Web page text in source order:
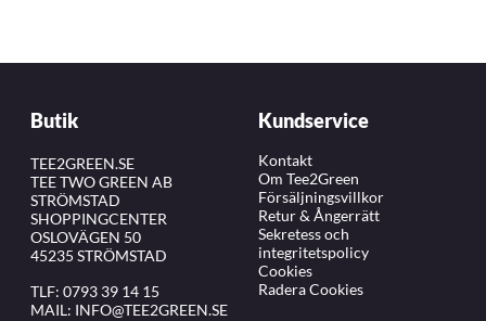
Butik
TEE2GREEN.SE
TEE TWO GREEN AB
STRÖMSTAD
SHOPPINGCENTER
OSLOVÄGEN 50
45235 STRÖMSTAD
TLF: 0793 39 14 15
MAIL: INFO@TEE2GREEN.SE
Kundservice
Kontakt
Om Tee2Green
Försäljningsvillkor
Retur & Ångerrätt
Sekretess och
integritetspolicy
Cookies
Radera Cookies